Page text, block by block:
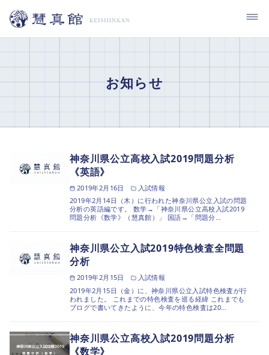
テ
お知らせ
神奈川県公立高校入試2019問題分析
《英語》
2019年2月16日
入試情報
2019年2月14日（木）に行われた神奈川県公立入試の問題
分析の英語編です。 数学→「神奈川県公立高校入試2019
問題分析《数学》（慧真館）」 国語→「問題分…
神奈川県公立入試2019特色検査全問題
分析
2019年2月15日
入試情報
2019年2月15日（金）に、神奈川県公立入試特色検査が行
われました。 これまでの特色検査を巡る経緯 これまでも
ブログで書いてきたように、今年の特色検査は20…
神奈川県公立高校入試2019問題分析
《数学》